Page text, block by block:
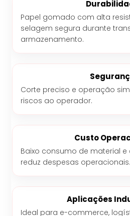
Papel gomado com alta
selagem segura durante
armazenamento.
Corte preciso e operação
riscos ao operador.
Custo
Baixo consumo de material
reduz despesas operacionais.
Aplicações
Ideal para e-commerce,